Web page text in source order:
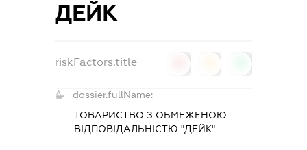
ДЕЙК
riskFactors.title
dossier.fullName:
ТОВАРИСТВО З ОБМЕЖЕНОЮ
ВІДПОВІДАЛЬНІСТЮ "ДЕЙК"